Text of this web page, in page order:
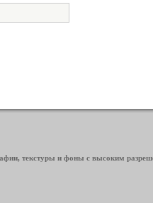
текстуры и фоны с высоким